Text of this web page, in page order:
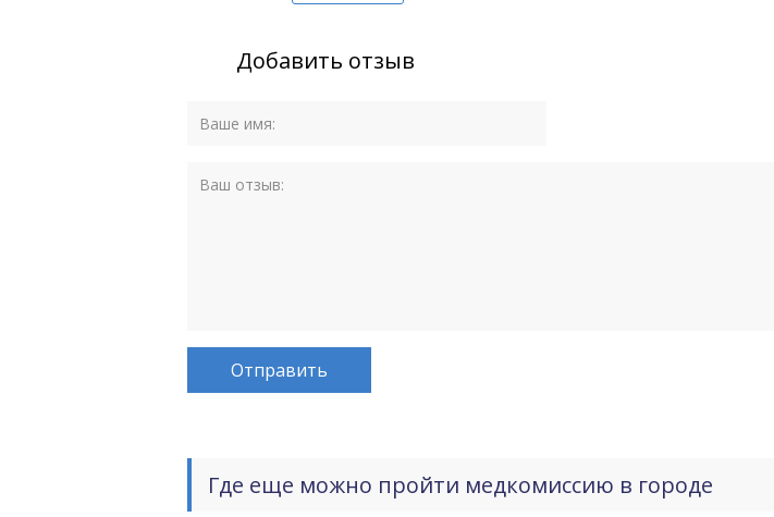
Добавить отзыв
Где еще можно пройти медкомиссию в городе